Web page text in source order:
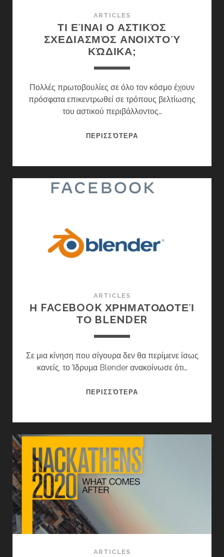
ARTICLES
ΤΙ ΕΊΝΑΙ Ο ΑΣΤΙΚΌΣ
ΣΧΕΔΙΑΣΜΌΣ ΑΝΟΙΧΤΟΎ
ΚΏΔΙΚΑ;
Πολλές πρωτοβουλίες σε όλο τον κόσμο έχουν
πρόσφατα επικεντρωθεί σε τρόπους βελτίωσης
του αστικού περιβάλλοντος…
ΠΕΡΙΣΣΌΤΕΡΑΤΙ
ΣΧΕΔΙΑΣΜΌΣ
ΑΝΟΙΧΤΟΎ
ARTICLES
Η FACEBOOK ΧΡΗΜΑΤΟΔΟΤΕΊ
ΤΟ BLENDER
Σε μια κίνηση που σίγουρα δεν θα περίμενε ίσως
κανείς, το Ίδρυμα Blender ανακοίνωσε ότι…
ΠΕΡΙΣΣΌΤΕΡΑΗ
BLENDER
ARTICLES